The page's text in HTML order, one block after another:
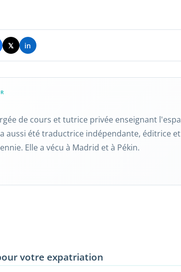
𝕏 in
de cours et tutrice privée enseignant
aussi été traductrice indépendante, éditrice
Elle a vécu à Madrid et à Pékin.
votre expatriation